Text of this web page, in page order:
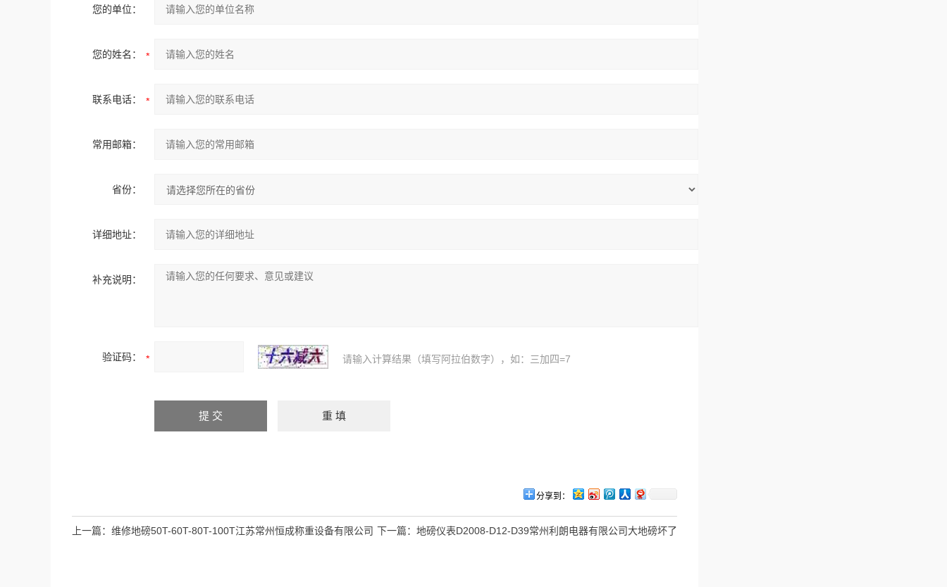
您的单位：
您的姓名：
联系电话：
常用邮箱：
省份：
详细地址：
补充说明：
验证码： 请输入计算结果（填写阿拉伯数字），如：三加四=7
分享到：
上一篇： 维修地磅50T-60T-80T-100T江苏常州恒成称重设备有限公司 下一篇： 地磅仪表D2008-D12-D39常州利朗电器有限公司大地磅坏了